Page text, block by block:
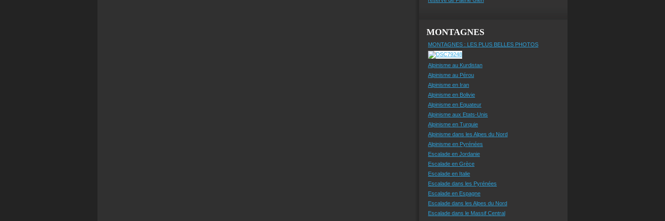
MONTAGNES
MONTAGNES : LES PLUS BELLES PHOTOS
Alpinisme au Kurdistan
Alpinisme au Pérou
Alpinisme en Iran
Alpinisme en Bolivie
Alpinisme en Equateur
Alpinisme aux Etats-Unis
Alpinisme en Turquie
Alpinisme dans les Alpes du Nord
Alpinisme en Pyrénées
Escalade en Jordanie
Escalade en Grèce
Escalade en Italie
Escalade dans les Pyrénées
Escalade en Espagne
Escalade dans les Alpes du Nord
Escalade dans le Massif Central